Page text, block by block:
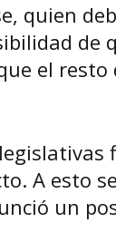
quien
de
el resto
A esto
un